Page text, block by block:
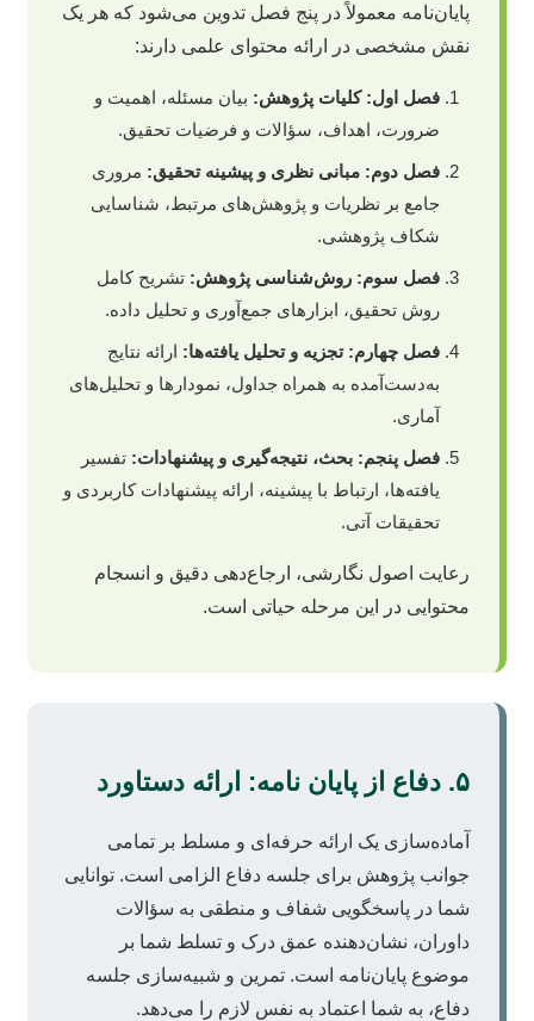
پایان‌نامه معمولاً در پنج فصل تدوین می‌شود که هر یک
نقش مشخصی در ارائه محتوای علمی دارند:
فصل اول: کلیات پژوهش: بیان مسئله، اهمیت و
ضرورت، اهداف، سؤالات و فرضیات تحقیق.
فصل دوم: مبانی نظری و پیشینه تحقیق: مروری
جامع بر نظریات و پژوهش‌های مرتبط، شناسایی
شکاف پژوهشی.
فصل سوم: روش‌شناسی پژوهش: تشریح کامل
روش تحقیق، ابزارهای جمع‌آوری و تحلیل داده.
فصل چهارم: تجزیه و تحلیل یافته‌ها: ارائه نتایج
به‌دست‌آمده به همراه جداول، نمودارها و تحلیل‌های
آماری.
فصل پنجم: بحث، نتیجه‌گیری و پیشنهادات: تفسیر
یافته‌ها، ارتباط با پیشینه، ارائه پیشنهادات کاربردی و
تحقیقات آتی.
رعایت اصول نگارشی، ارجاع‌دهی دقیق و انسجام
محتوایی در این مرحله حیاتی است.
۵. دفاع از پایان نامه: ارائه دستاورد
آماده‌سازی یک ارائه حرفه‌ای و مسلط بر تمامی
جوانب پژوهش برای جلسه دفاع الزامی است. توانایی
شما در پاسخگویی شفاف و منطقی به سؤالات
داوران، نشان‌دهنده عمق درک و تسلط شما بر
موضوع پایان‌نامه است. تمرین و شبیه‌سازی جلسه
دفاع، به شما اعتماد به نفس لازم را می‌دهد.